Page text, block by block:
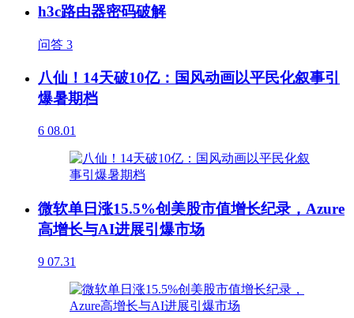
h3c路由器密码破解
问答 3
八仙！14天破10亿：国风动画以平民化叙事引
爆暑期档
6 08.01
微软单日涨15.5%创美股市值增长纪录，Azure
高增长与AI进展引爆市场
9 07.31